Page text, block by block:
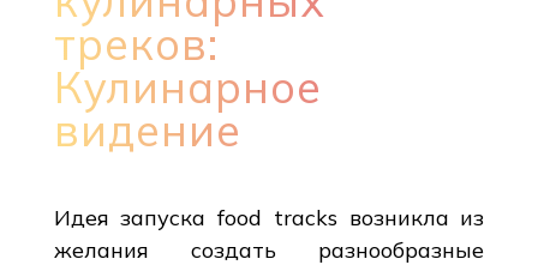
треков:
Кулинарное
видение
Идея запуска food tracks возникла из
желания создать разнообразные